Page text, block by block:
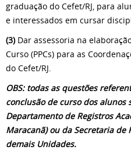
graduação do Cefet/RJ, para
e interessados em cursar
(3)Dar assessoria na
Curso (PPCs) para as
do Cefet/RJ.
OBS: todas as questões
conclusão de curso dos alunos
Departamento de Registros
Maracanã) ou da Secretaria de
demais Unidades.